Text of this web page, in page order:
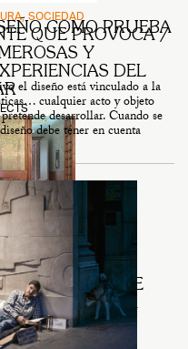
SOCIEDAD
QUE PROVOCA /
Y
DEL
CULTURA
LA BIENNAL DE
CON LA
EL PEZ»
COMO PRUEBA
el diseño está vinculado a la
cualquier acto y objeto
desarrollar. Cuando se
debe tener en cuenta